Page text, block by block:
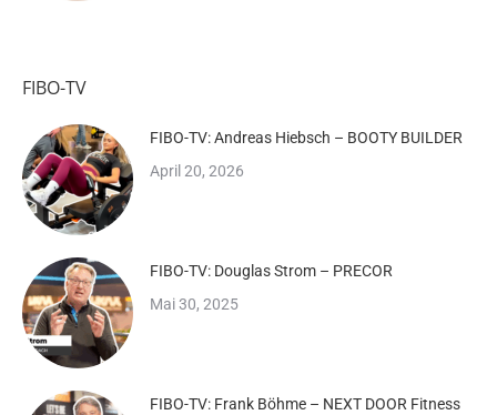
FIBO-TV
FIBO-TV: Andreas Hiebsch – BOOTY BUILDER
April 20, 2026
FIBO-TV: Douglas Strom – PRECOR
Mai 30, 2025
FIBO-TV: Frank Böhme – NEXT DOOR Fitness